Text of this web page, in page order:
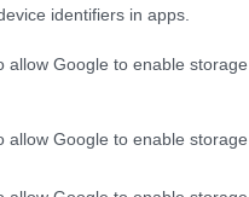
identifiers in apps.
allow Google to enable
allow Google to enable
ζωή του διοικητή
να θυμίσει "την
ριζοσπαστική
του θανάτου
να συνεχίζουν